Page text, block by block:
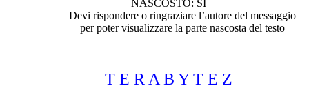
NASCOSTO: SI
Devi rispondere o ringraziare l’autore del messaggio
per poter visualizzare la parte nascosta del testo
T E R A B Y T E Z